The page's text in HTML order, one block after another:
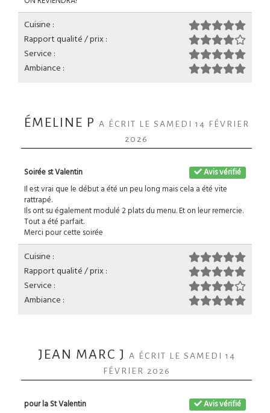
Cuisine :
Rapport qualité / prix :
Service :
Ambiance :
ÉMELINE P A ÉCRIT LE SAMEDI 14 FÉVRIER
2026
Avis vérifié
Soirée st Valentin
Il est vrai que le début a été un peu long mais cela a été vite
rattrapé.
Ils ont su également modulé 2 plats du menu. Et on leur remercie.
Tout a été parfait.
Merci pour cette soirée
Cuisine :
Rapport qualité / prix :
Service :
Ambiance :
JEAN MARC J
A ÉCRIT LE SAMEDI 14
FÉVRIER 2026
Avis vérifié
pour la St Valentin